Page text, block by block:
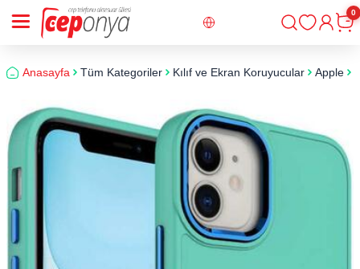
Giriş
0
Anasayfa Tüm Kategoriler Kılıf ve Ekran Koruyucular Apple